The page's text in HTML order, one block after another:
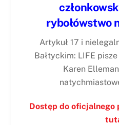
rybołówstwo
Artykuł 17 i
Bałtyckim: LIFE
Karen
Dostęp do oficjalnego